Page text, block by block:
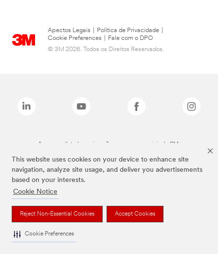
This website uses cookies on your device to enhance site
navigation, analyze site usage, and deliver you advertisements
based on your interests.
Cookie Notice
Reject Non-Essential Cookies Accept Cookies
Cookie Preferences
Apectos Legais Política de Privacidade
Cookie Preferences
Fale com o DPO
© 3M 2026. Todos os Direitos Reservados.
As marcas listadas a cima são marcas comerciais da 3M.